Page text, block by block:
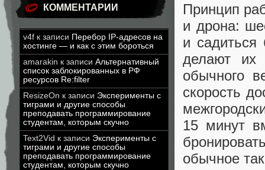
КОММЕНТАРИИ
v4f к записи Перебор IP-адресов на
хостинге — и как с этим бороться
amarakin к записи Альтернативный
список заблокированных в РФ
ресурсов Re:filter
ResizeOn к записи Эксперименты с
тиграми и другие способы
преподавать программирование
студентам, которым скучно
Text2Vid к записи Эксперименты с
тиграми и другие способы
преподавать программирование
студентам, которым скучно
Принцип
и дрона:
и садиться
делают
обычного
скорость
15 минут
обычное